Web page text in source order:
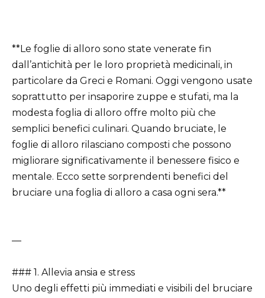
**Le foglie di alloro sono state venerate fin
dall’antichità per le loro proprietà medicinali, in
particolare da Greci e Romani. Oggi vengono usate
soprattutto per insaporire zuppe e stufati, ma la
modesta foglia di alloro offre molto più che
semplici benefici culinari. Quando bruciate, le
foglie di alloro rilasciano composti che possono
migliorare significativamente il benessere fisico e
mentale. Ecco sette sorprendenti benefici del
bruciare una foglia di alloro a casa ogni sera.**
—
### 1. Allevia ansia e stress
Uno degli effetti più immediati e visibili del bruciare